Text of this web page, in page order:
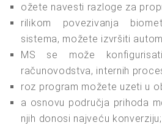
ožete navesti razloge za
rilikom povezivanja
sistema, možete izvršiti
MS se može
računovodstva, internih
roz program možete uzeti u
a osnovu područja prihoda
njih donosi najveću konverziju;